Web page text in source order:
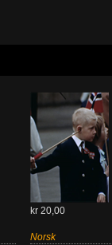
kr 20,00
Norsk